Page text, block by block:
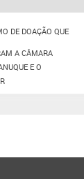
DE DOAÇÃO QUE
A CÂMARA
E O